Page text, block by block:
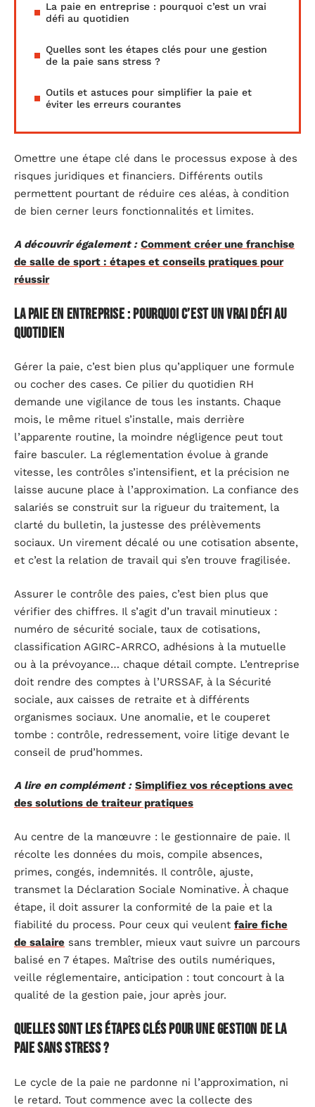
La paie en entreprise : pourquoi c’est un vrai
défi au quotidien
Quelles sont les étapes clés pour une gestion
de la paie sans stress ?
Outils et astuces pour simplifier la paie et
éviter les erreurs courantes
Omettre une étape clé dans le processus expose à des
risques juridiques et financiers. Différents outils
permettent pourtant de réduire ces aléas, à condition
de bien cerner leurs fonctionnalités et limites.
A découvrir également : Comment créer une franchise
de salle de sport : étapes et conseils pratiques pour
réussir
La paie en entreprise : pourquoi c’est un vrai défi au
quotidien
Gérer la paie, c’est bien plus qu’appliquer une formule
ou cocher des cases. Ce pilier du quotidien RH
demande une vigilance de tous les instants. Chaque
mois, le même rituel s’installe, mais derrière
l’apparente routine, la moindre négligence peut tout
faire basculer. La réglementation évolue à grande
vitesse, les contrôles s’intensifient, et la précision ne
laisse aucune place à l’approximation. La confiance des
salariés se construit sur la rigueur du traitement, la
clarté du bulletin, la justesse des prélèvements
sociaux. Un virement décalé ou une cotisation absente,
et c’est la relation de travail qui s’en trouve fragilisée.
Assurer le contrôle des paies, c’est bien plus que
vérifier des chiffres. Il s’agit d’un travail minutieux :
numéro de sécurité sociale, taux de cotisations,
classification AGIRC-ARRCO, adhésions à la mutuelle
ou à la prévoyance… chaque détail compte. L’entreprise
doit rendre des comptes à l’URSSAF, à la Sécurité
sociale, aux caisses de retraite et à différents
organismes sociaux. Une anomalie, et le couperet
tombe : contrôle, redressement, voire litige devant le
conseil de prud’hommes.
A lire en complément : Simplifiez vos réceptions avec
des solutions de traiteur pratiques
Au centre de la manœuvre : le gestionnaire de paie. Il
récolte les données du mois, compile absences,
primes, congés, indemnités. Il contrôle, ajuste,
transmet la Déclaration Sociale Nominative. À chaque
étape, il doit assurer la conformité de la paie et la
fiabilité du process. Pour ceux qui veulent faire fiche
de salaire sans trembler, mieux vaut suivre un parcours
balisé en 7 étapes. Maîtrise des outils numériques,
veille réglementaire, anticipation : tout concourt à la
qualité de la gestion paie, jour après jour.
Quelles sont les étapes clés pour une gestion de la
paie sans stress ?
Le cycle de la paie ne pardonne ni l’approximation, ni
le retard. Tout commence avec la collecte des